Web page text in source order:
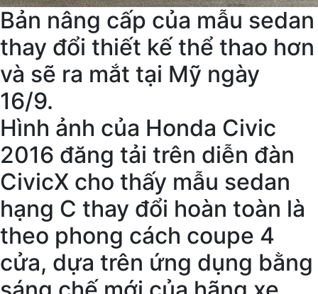
Bản nâng cấp của mẫu sedan
thay đổi thiết kế thể thao hơn
và sẽ ra mắt tại Mỹ ngày
16/9.
Hình ảnh của Honda Civic
2016 đăng tải trên diễn đàn
CivicX cho thấy mẫu sedan
hạng C thay đổi hoàn toàn là
theo phong cách coupe 4
cửa, dựa trên ứng dụng bằng